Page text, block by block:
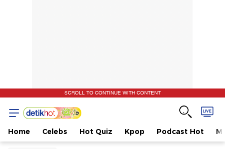
SCROLL TO CONTINUE WITH CONTENT
Home Celebs Hot Quiz Kpop Podcast Hot